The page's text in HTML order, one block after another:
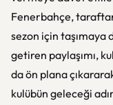
Fenerbahçe,
sezon için taşımaya
getiren paylaşımı,
da ön plana
kulübün geleceği